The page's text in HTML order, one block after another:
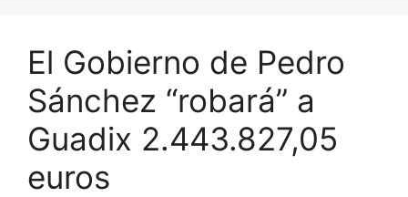
El Gobierno de Pedro
Sánchez “robará” a
Guadix 2.443.827,05
euros